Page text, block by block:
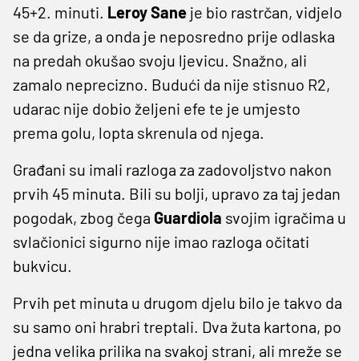
45+2. minuti. Leroy Sane je bio rastrčan, vidjelo
se da grize, a onda je neposredno prije odlaska
na predah okušao svoju ljevicu. Snažno, ali
zamalo neprecizno. Budući da nije stisnuo R2,
udarac nije dobio željeni efe te je umjesto
prema golu, lopta skrenula od njega.
Građani su imali razloga za zadovoljstvo nakon
prvih 45 minuta. Bili su bolji, upravo za taj jedan
pogodak, zbog čega Guardiola svojim igračima u
svlačionici sigurno nije imao razloga očitati
bukvicu.
Prvih pet minuta u drugom djelu bilo je takvo da
su samo oni hrabri treptali. Dva žuta kartona, po
jedna velika prilika na svakoj strani, ali mreže se